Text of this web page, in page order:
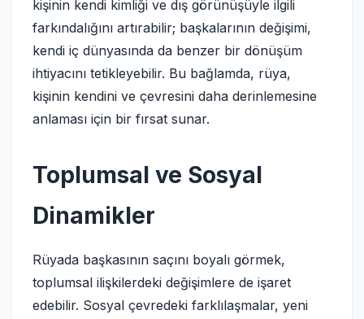
kişinin kendi kimliği ve dış görünüşüyle ilgili
farkındalığını artırabilir; başkalarının değişimi,
kendi iç dünyasında da benzer bir dönüşüm
ihtiyacını tetikleyebilir. Bu bağlamda, rüya,
kişinin kendini ve çevresini daha derinlemesine
anlaması için bir fırsat sunar.
Toplumsal ve Sosyal
Dinamikler
Rüyada başkasının saçını boyalı görmek,
toplumsal ilişkilerdeki değişimlere de işaret
edebilir. Sosyal çevredeki farklılaşmalar, yeni